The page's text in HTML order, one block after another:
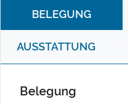
BELEGUNG
AUSSTATTUNG
Belegung